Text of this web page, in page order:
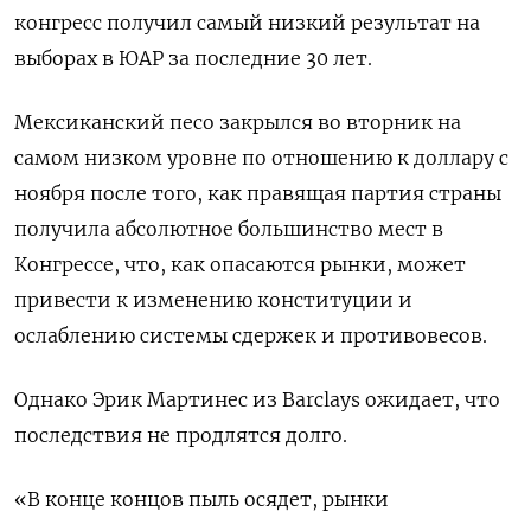
конгресс получил самый низкий результат на
выборах в ЮАР за последние 30 лет.
Мексиканский песо закрылся во вторник на
самом низком уровне по отношению к доллару с
ноября после того, как правящая партия страны
получила абсолютное большинство мест в
Конгрессе, что, как опасаются рынки, может
привести к изменению конституции и
ослаблению системы сдержек и противовесов.
Однако Эрик Мартинес из Barclays ожидает, что
последствия не продлятся долго.
«В конце концов пыль осядет, рынки